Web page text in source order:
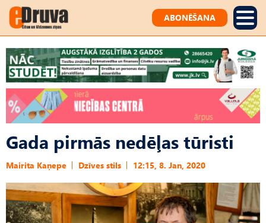
ABONĒŠANA
Gada pirmās nedēļas tūristi
Mairita Kaņepe Dzīves stils 12:15, 8. Jan, 2020